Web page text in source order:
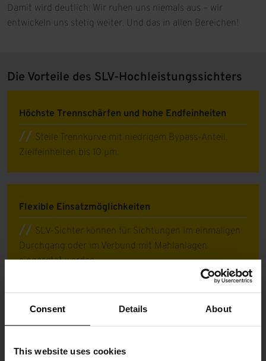
Consent Details About
This website uses cookies
Damit wird deutlich: Wir ruhen uns niemals aus – wir
entwickeln uns stetig weiter. Und das in allen Bereichen!
Die Vorteile des SLV-Hochleistungssichters
Höchste Trennschärfen und hohe Endfeinheiten
Steile Trennkurve mit niedrigem Bypass-Anteil.
Zielfeinheiten bis 10 µm.
Flexible Einsatzmöglichkeiten
SLV-Sichter können für Sichtungen im einmaligen
Durchgang oder im Verbund mit Mahlanlagen
eingesetzt werden.
Hohe Standzeiten
Spezialauskleidungen aus Stahl, Kunststoff oder